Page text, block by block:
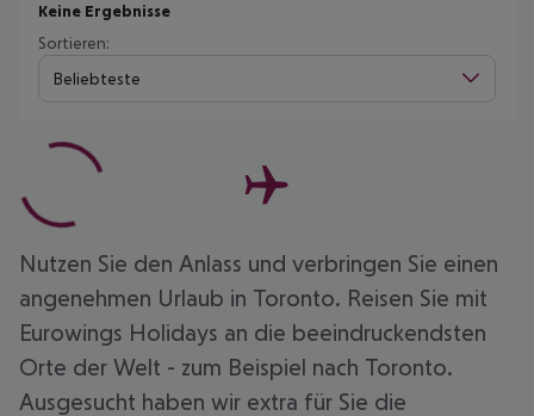
Keine Ergebnisse
Sortieren:
Beliebteste
Nutzen Sie den Anlass und verbringen Sie einen
angenehmen Urlaub in Toronto. Reisen Sie mit
Eurowings Holidays an die beeindruckendsten
Orte der Welt - zum Beispiel nach Toronto.
Ausgesucht haben wir extra für Sie die